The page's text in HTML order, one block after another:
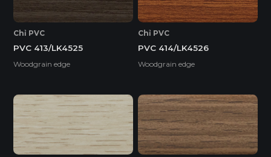
Chỉ PVC
PVC 413/LK4525
Woodgrain edge
Chỉ PVC
PVC 414/LK4526
Woodgrain edge